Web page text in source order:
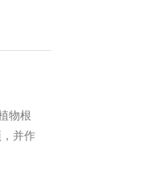
物根
并作